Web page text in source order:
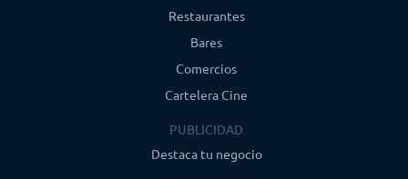
Restaurantes
Bares
Comercios
Cartelera Cine
PUBLICIDAD
Destaca tu negocio